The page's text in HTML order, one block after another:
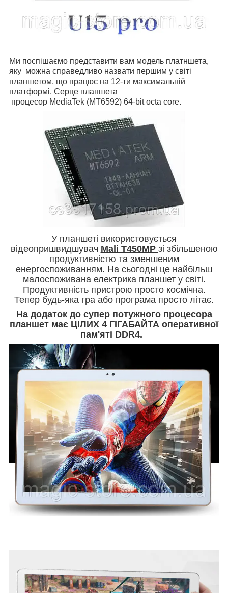
Ми поспішаємо представити вам модель платншета,
яку можна справедливо назвати першим у світі
планшетом, що працює на 12-ти максимальній
платформі. Серце планшета
процесор MediaTek (MT6592) 64-bit octa core.
У планшеті використовується
відеопришвидшувач Mali T450MP зі збільшеною
продуктивністю та зменшеним
енергоспоживанням. На сьогодні це найбільш
малоспоживана електрика планшет у світі.
Продуктивність пристрою просто космічна.
Тепер будь-яка гра або програма просто літає.
На додаток до супер потужного процесора
планшет має ЦІЛИХ 4 ГІГАБАЙТА оперативної
пам'яті DDR4.